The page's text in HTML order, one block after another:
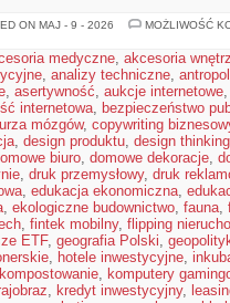
ON MAJ - 9 - 2026
MOŻLIWOŚĆ
medyczne, akcesoria
, analizy techniczne,
, asertywność, aukcje internetowe
internetowa, bezpieczeństwo
mózgów, copywriting
, design produktu, design thinking
biuro, domowe dekoracje,
, druk przemysłowy, druk
, edukacja ekonomiczna,
, ekologiczne budownictwo, fauna,
, fintek mobilny, flipping
ETF, geografia Polski,
, hotele inwestycyjne,
kompostowanie, komputery
, kredyt inwestycyjny,